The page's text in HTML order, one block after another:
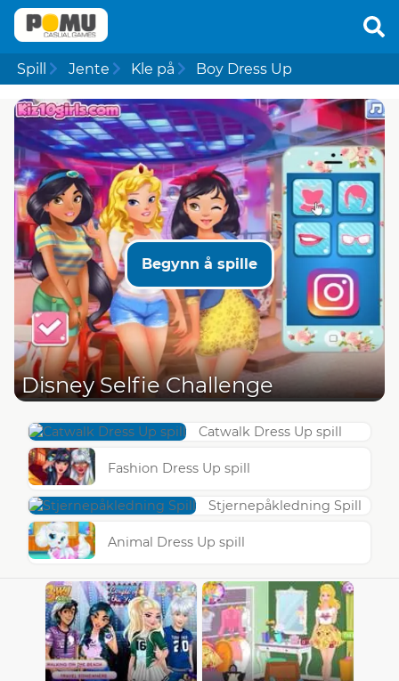
Spill Jente Kle på Boy Dress Up
Begynn å spille
Disney Selfie Challenge
Catwalk Dress Up spill
Fashion Dress Up spill
Stjernepåkledning Spill
Animal Dress Up spill